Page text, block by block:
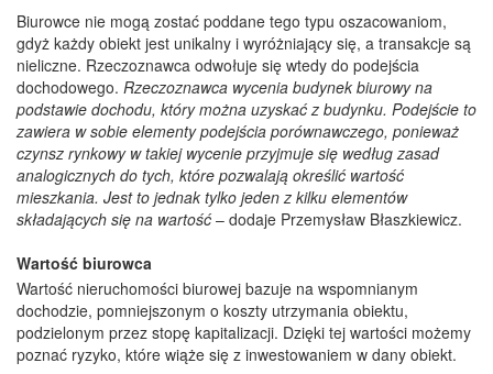
Biurowce nie mogą zostać poddane tego typu oszacowaniom,
gdyż każdy obiekt jest unikalny i wyróżniający się, a transakcje są
nieliczne. Rzeczoznawca odwołuje się wtedy do podejścia
dochodowego. Rzeczoznawca wycenia budynek biurowy na
podstawie dochodu, który można uzyskać z budynku. Podejście to
zawiera w sobie elementy podejścia porównawczego, ponieważ
czynsz rynkowy w takiej wycenie przyjmuje się według zasad
analogicznych do tych, które pozwalają określić wartość
mieszkania. Jest to jednak tylko jeden z kilku elementów
składających się na wartość – dodaje Przemysław Błaszkiewicz.
Wartość biurowca
Wartość nieruchomości biurowej bazuje na wspomnianym
dochodzie, pomniejszonym o koszty utrzymania obiektu,
podzielonym przez stopę kapitalizacji. Dzięki tej wartości możemy
poznać ryzyko, które wiąże się z inwestowaniem w dany obiekt.